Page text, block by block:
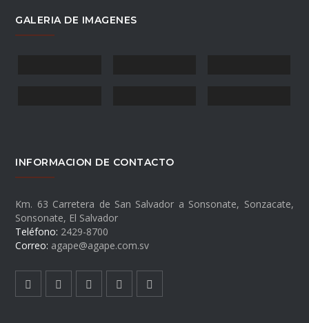
GALERIA DE IMAGENES
INFORMACION DE CONTACTO
Km. 63 Carretera de San Salvador a Sonsonate, Sonzacate,
Sonsonate, El Salvador
Teléfono: 2429-8700
Correo: agape@agape.com.sv